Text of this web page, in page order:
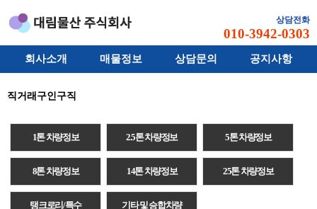
상담전화
010-3942-0303
회사소개 매물정보 상담문의 공지사항
직거래구인구직
1톤 차량정보 2.5톤 차량정보 5톤 차량정보
8톤 차량정보 14톤 차량정보 25톤 차량정보
탱크로리/특수 기타 및 승합차량